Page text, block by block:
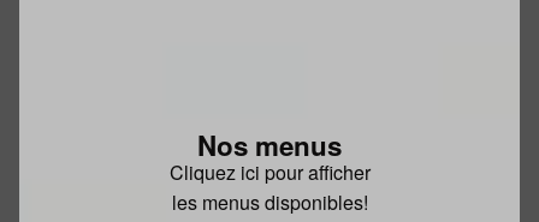
Nos menus
Cliquez ici pour afficher
les menus disponibles!